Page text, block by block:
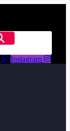
Instagram